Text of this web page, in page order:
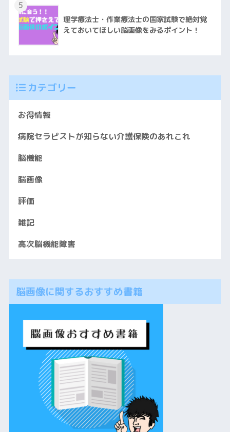
5
理学療法士・作業療法士の国家試験で絶対覚
えておいてほしい脳画像をみるポイント！
カテゴリー
お得情報
病院セラピストが知らない介護保険のあれこれ
脳機能
脳画像
評価
雑記
高次脳機能障害
脳画像に関するおすすめ書籍